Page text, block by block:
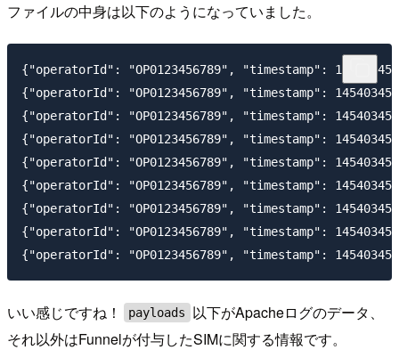
ファイルの中身は以下のようになっていました。
{"operatorId": "OP0123456789", "timestamp":
{"operatorId": "OP0123456789", "timestamp":
{"operatorId": "OP0123456789", "timestamp":
{"operatorId": "OP0123456789", "timestamp":
{"operatorId": "OP0123456789", "timestamp":
{"operatorId": "OP0123456789", "timestamp":
{"operatorId": "OP0123456789", "timestamp":
{"operatorId": "OP0123456789", "timestamp":
いい感じですね！ payloads
以下がApacheログのデータ、
それ以外はFunnelが付与したSIMに関する情報です。